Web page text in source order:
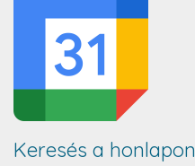
Keresés a honlapon